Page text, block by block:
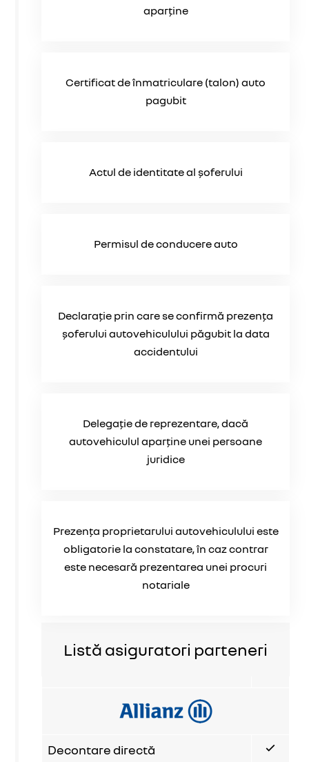
aparține
Certificat de înmatriculare (talon) auto
pagubit
Actul de identitate al șoferului
Permisul de conducere auto
Declarație prin care se confirmă prezența
șoferului autovehiculului păgubit la data
accidentului
Delegație de reprezentare, dacă
autovehiculul aparține unei persoane
juridice
Prezența proprietarului autovehiculului este
obligatorie la constatare, în caz contrar
este necesară prezentarea unei procuri
notariale
Listă asiguratori parteneri
Decontare directă